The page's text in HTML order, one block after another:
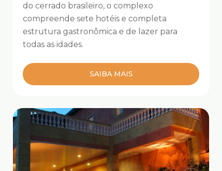
do cerrado brasileiro, o complexo
compreende sete hotéis e completa
estrutura gastronômica e de lazer para
todas as idades.
SAIBA MAIS